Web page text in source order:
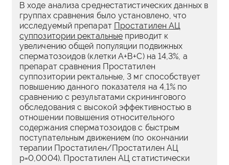
В ходе анализа среднестатистических данных в
группах сравнения было установлено, что
исследуемый препарат Простатилен АЦ
суппозитории ректальные приводит к
увеличению общей популяции подвижных
сперматозоидов (клетки А+В+С) на 14,3%, а
препарат сравнения Простатилен
суппозитории ректальные, 3 мг способствует
повышению данного показателя на 4,1% по
сравнению с результатами скринингового
обследования с высокой эффективностью в
отношении повышения относительного
содержания сперматозоидов с быстрым
поступательным движением (по окончании
терапии Простатилен/Простатилен АЦ
р=0,0004). Простатилен АЦ статистически